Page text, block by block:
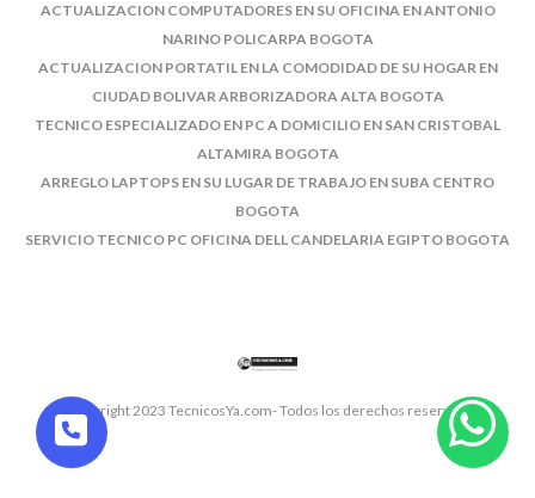
ACTUALIZACION COMPUTADORES EN SU OFICINA EN ANTONIO
NARINO POLICARPA BOGOTA
ACTUALIZACION PORTATIL EN LA COMODIDAD DE SU HOGAR EN
CIUDAD BOLIVAR ARBORIZADORA ALTA BOGOTA
TECNICO ESPECIALIZADO EN PC A DOMICILIO EN SAN CRISTOBAL
ALTAMIRA BOGOTA
ARREGLO LAPTOPS EN SU LUGAR DE TRABAJO EN SUBA CENTRO
BOGOTA
SERVICIO TECNICO PC OFICINA DELL CANDELARIA EGIPTO BOGOTA
© Copyright 2023 TecnicosYa.com- Todos los derechos reservados